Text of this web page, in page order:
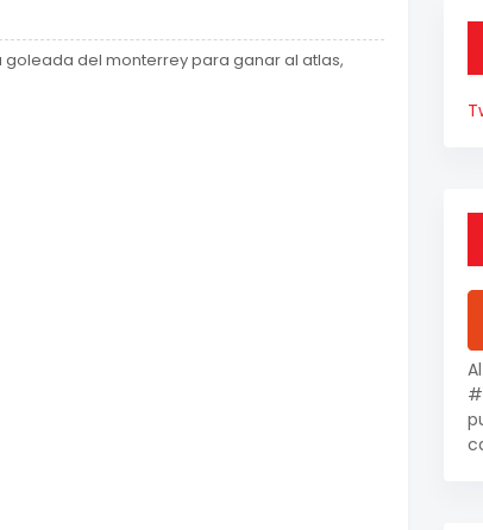
del monterrey para ganar al atlas,